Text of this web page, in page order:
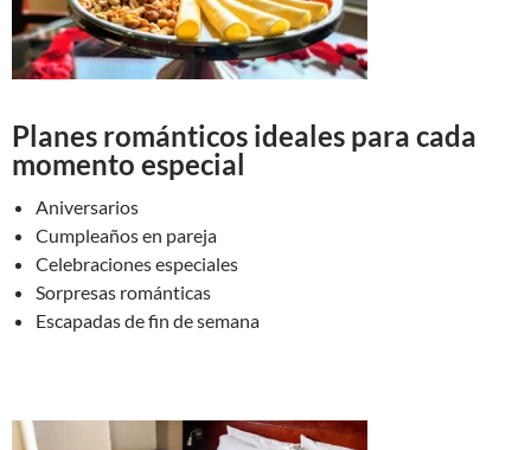
Planes románticos ideales para cada
momento especial
Aniversarios
Cumpleaños en pareja
Celebraciones especiales
Sorpresas románticas
Escapadas de fin de semana